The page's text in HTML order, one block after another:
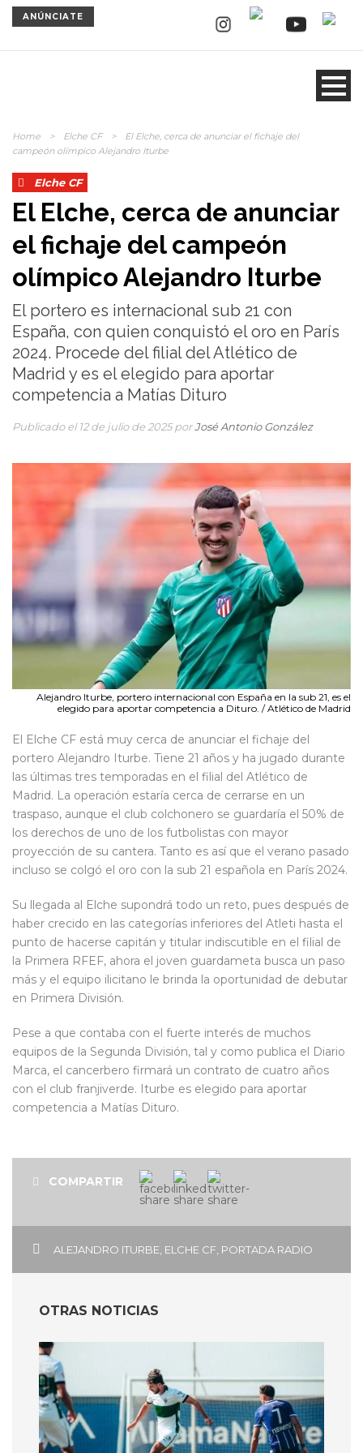
ANÚNCIATE
Home > Elche CF >
El Elche, cerca de anunciar el fichaje del
campeón olímpico Alejandro Iturbe
Elche CF
El Elche, cerca de anunciar
el fichaje del campeón
olímpico Alejandro Iturbe
El portero es internacional sub 21 con
España, con quien conquistó el oro en París
2024. Procede del filial del Atlético de
Madrid y es el elegido para aportar
competencia a Matías Dituro
Publicado el 12 de julio de 2025 porJosé Antonio González
Alejandro Iturbe, portero internacional con España en la sub 21, es el
elegido para aportar competencia a Dituro. / Atlético de Madrid
El Elche CF está muy cerca de anunciar el fichaje del
portero Alejandro Iturbe. Tiene 21 años y ha jugado durante
las últimas tres temporadas en el filial del Atlético de
Madrid. La operación estaría cerca de cerrarse en un
traspaso, aunque el club colchonero se guardaría el 50% de
los derechos de uno de los futbolistas con mayor
proyección de su cantera. Tanto es así que el verano pasado
incluso se colgó el oro con la sub 21 española en París 2024.
Su llegada al Elche supondrá todo un reto, pues después de
haber crecido en las categorías inferiores del Atleti hasta el
punto de hacerse capitán y titular indiscutible en el filial de
la Primera RFEF, ahora el joven guardameta busca un paso
más y el equipo ilicitano le brinda la oportunidad de debutar
en Primera División.
Pese a que contaba con el fuerte interés de muchos
equipos de la Segunda División, tal y como publica el Diario
Marca, el cancerbero firmará un contrato de cuatro años
con el club franjiverde. Iturbe es elegido para aportar
competencia a Matías Dituro.
COMPARTIR
ALEJANDRO ITURBE ELCHE CF PORTADA RADIO
OTRAS NOTICIAS